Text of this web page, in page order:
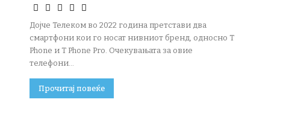
Дојче Телеком во 2022 година претстави два
смартфони кои го носат нивниот бренд, односно T
Phone и T Phone Pro. Очекувањата за овие
телефони...
Прочитај повеќе